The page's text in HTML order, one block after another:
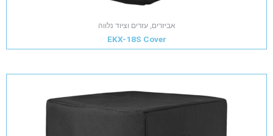
אביזרים, עזרים וציוד נלווה
EKX-18S Cover